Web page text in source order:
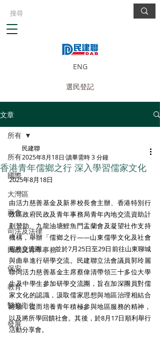
ENG
選民登記
文章
所有
國際
大灣區
兩會
司法及法律
民政及青年事務
保安
教育
醫務衛生
發展
所有
香港青年儒鄉之行 深入學習儒家文化
民建聯
2025年8月18日 讀畢需時 3 分鐘
2025年8月18日
由活力慈善基金及新界校長會主辦、香港特別行
政區政府民政及青年事務局青年內地交流資助計
劃贊助、九龍油塘鯉魚門盂蘭會及凝望社作支持
機構，舉辦「儒鄉之行——山東儒學文化及社會
服務交流團」，並於7月25日至29日前往山東聊城
與曲阜進行研學交流。民建聯立法會議員郭玲麗
聯同活力慈善基金主席蔡偉清帶領三十多位大學
生及中學生參加研學交流團，旨在加深團員對儒
家文化的認識，汲取儒家思想與地區治理相結合
經驗，從而培養青年積極參與地區服務的精神，
以及將所學回饋社會。其後，於8月17日順利舉行
活動分享會。